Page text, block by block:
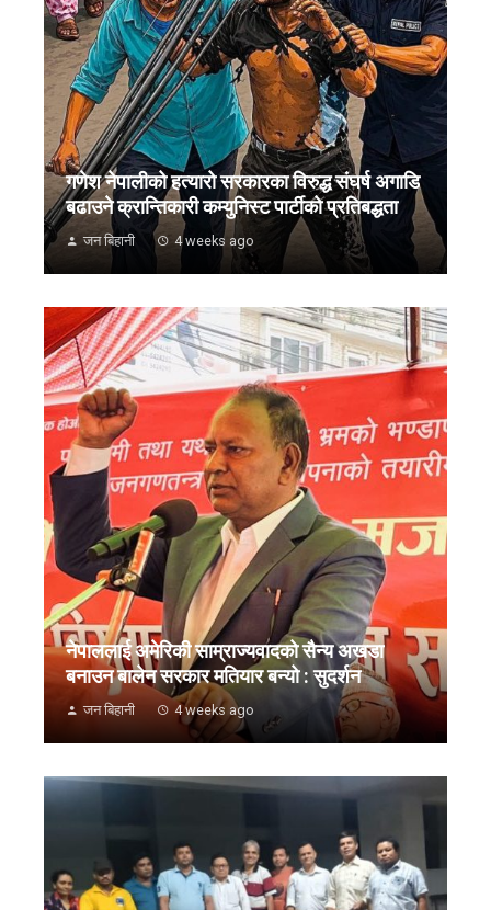
गणेश नेपालीको हत्यारो सरकारका विरुद्ध संघर्ष अगाडि
बढाउने क्रान्तिकारी कम्युनिस्ट पार्टीको प्रतिबद्धता
जन बिहानी 4 weeks ago
नेपाललाई अमेरिकी साम्राज्यवादको सैन्य अखडा
बनाउन बालेन सरकार मतियार बन्यो : सुदर्शन
जन बिहानी 4 weeks ago